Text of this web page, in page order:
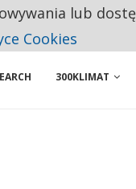
300KLIMAT
lub
Cookies